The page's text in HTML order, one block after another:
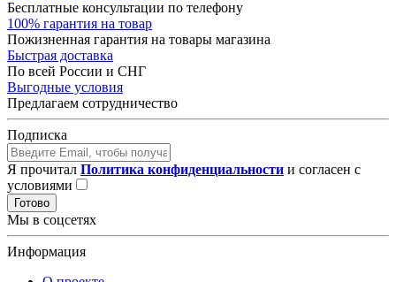
Бесплатные консультации по телефону
100% гарантия на товар
Пожизненная гарантия на товары магазина
Быстрая доставка
По всей России и СНГ
Выгодные условия
Предлагаем сотрудничество
Подписка
Я прочитал Политика конфиденциальности и согласен с
условиями
Готово
Мы в соцсетях
Информация